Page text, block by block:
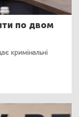
по двом
кримінальні